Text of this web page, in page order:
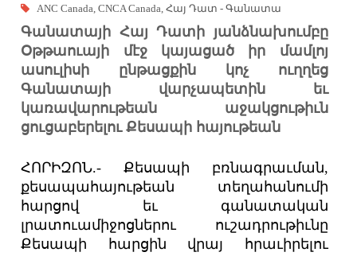
ANC Canada ,CNCA Canada ,Հայ Դատ - Գանատա
Գանատայի Հայ Դատի յանձնախումբը
Օթթաուայի մէջ կայացած իր մամլոյ
ասուլիսի ընթացքին կոչ ուղղեց
Գանատայի վարչապետին եւ
կառավարութեան աջակցութիւն
ցուցաբերելու Քեսապի հայութեան
ՀՈՐԻԶՈՆ.- Քեսապի բռնագրաւման,
քեսապահայութեան տեղահանումի
հարցով եւ գանատական
լրատուամիջոցներու ուշադրութիւնը
Քեսապի հարցին վրայ հրաւիրելու